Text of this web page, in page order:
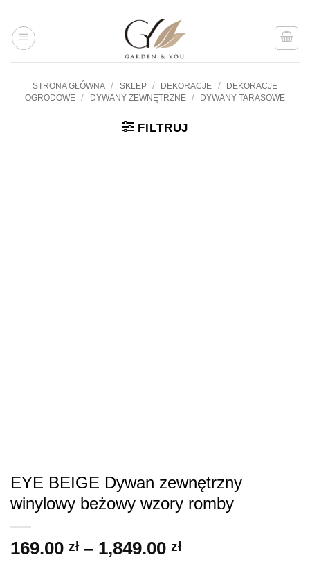
treści
STRONA GŁÓWNA / SKLEP / DEKORACJE /
DEKORACJE
OGRODOWE / DYWANY ZEWNĘTRZNE / DYWANY TARASOWE
FILTRUJ
EYE BEIGE Dywan zewnętrzny
winylowy beżowy wzory romby
169.00 zł – 1,849.00 złZakres